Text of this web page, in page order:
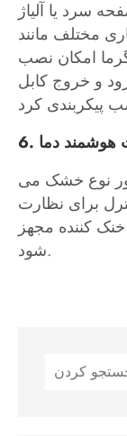
سرد یا آلیاژ
مختلف مانند
امکان نصب
و خروج کابل
هوشمند دما
نوع خشک می
برای نظارت
کننده مجهز
شود.